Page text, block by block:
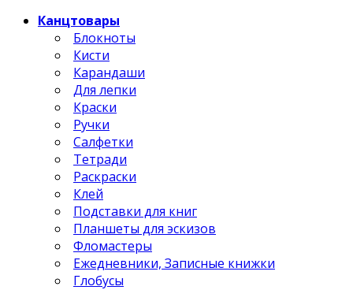
Канцтовары
Блокноты
Кисти
Карандаши
Для лепки
Краски
Ручки
Салфетки
Тетради
Раскраски
Клей
Подставки для книг
Планшеты для эскизов
Фломастеры
Ежедневники, Записные книжки
Глобусы